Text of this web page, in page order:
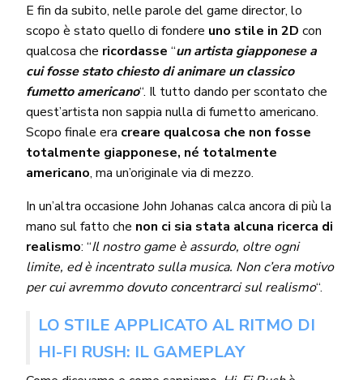
E fin da subito, nelle parole del game director, lo
scopo è stato quello di fondere uno stile in 2Dcon
qualcosa che ricordasse “un artista giapponese a
cui fosse stato chiesto di animare un classico
fumetto americano“. Il tutto dando per scontato che
quest’artista non sappia nulla di fumetto americano.
Scopo finale era creare qualcosa che non fosse
totalmente giapponese, né totalmente
americano, ma un’originale via di mezzo.
In un’altra occasione John Johanas calca ancora di più la
mano sul fatto che non ci sia stata alcuna ricerca di
realismo: “Il nostro game è assurdo, oltre ogni
limite, ed è incentrato sulla musica. Non c’era motivo
per cui avremmo dovuto concentrarci sul realismo“.
LO STILE APPLICATO AL RITMO DI
HI-FI RUSH: IL GAMEPLAY